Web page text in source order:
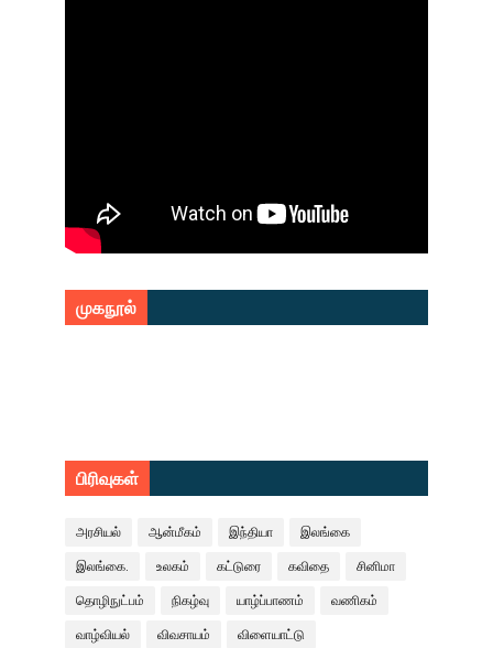
முகநூல்
பிரிவுகள்
அரசியல் ஆன்மீகம் இந்தியா இலங்கை
இலங்கை. உலகம் கட்டுரை கவிதை சினிமா
தொழிநுட்பம் நிகழ்வு யாழ்ப்பாணம் வணிகம்
வாழ்வியல் விவசாயம் விளையாட்டு